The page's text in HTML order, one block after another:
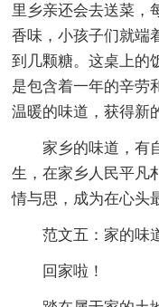
里乡亲还会去送菜，
香味，小孩子们就端
到几颗糖。这桌上的
是包含着一年的辛劳
温暖的味道，获得新
家乡的味道，有
生，在家乡人民平凡
情与思，成为在心头
范文五：家的味
回家啦！